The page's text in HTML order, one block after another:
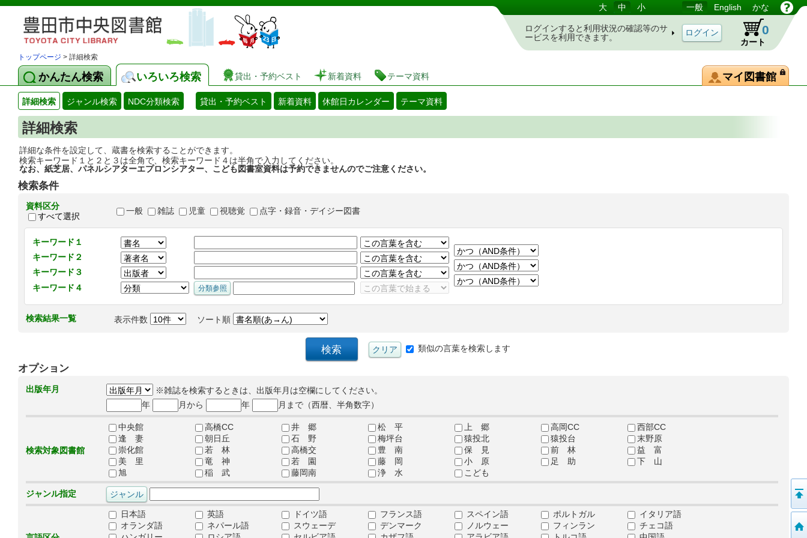
図書館 蔵書検索・予約システム 大 中 小 一般 English かな
ログインすると利用状況の確認等のサ
ービスを利用できます。
カート
0
トップページ > 詳細検索
かんたん検索 いろいろ検索 貸出・予約ベスト 新着資料 テーマ資料 マイ図書館
詳細検索 ジャンル検索 NDC分類検索 貸出・予約ベスト 新着資料 休館日カレンダー テーマ資料
詳細検索
詳細な条件を設定して、蔵書を検索することができます。
検索キーワード１と２と３は全角で、検索キーワード４は半角で入力してください。
なお、紙芝居、パネルシアターエプロンシアター、こども図書室資料は予約できませんのでご注意ください。
検索条件
資料区分
すべて選択
一般 雑誌 児童 視聴覚 点字・録音・デイジー図書
キーワード１
キーワード２
キーワード３
キーワード４
検索結果一覧 表示件数 ソート順
類似の言葉を検索します
オプション
出版年月
※雑誌を検索するときは、出版年月は空欄にしてください。
年
月から 年 月まで（西暦、半角数字）
検索対象図書館
中央館 高橋CC 井 郷 松 平 上 郷 高岡CC
西部CC
逢 妻
朝日丘 石 野 梅坪台 猿投北 猿投台
末野原
崇化館
若 林 高橋交 豊 南 保 見 前 林
益 富
美 里
竜 神 若 園 藤 岡 小 原 足 助
下 山
旭
稲 武 藤岡南 浄 水 こども
ジャンル指定
日本語 英語 ドイツ語 フランス語 スペイン語 ポルトガル
イタリア語
オランダ語
ネパール語 スウェーデ デンマーク ノルウェー フィンラン
チェコ語